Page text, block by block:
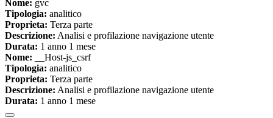
Nome: gvc
Tipologia: analitico
Proprieta: Terza parte
Descrizione: Analisi e profilazione navigazione utente
Durata: 1 anno 1 mese
Nome: __Host-js_csrf
Tipologia: analitico
Proprieta: Terza parte
Descrizione: Analisi e profilazione navigazione utente
Durata: 1 anno 1 mese